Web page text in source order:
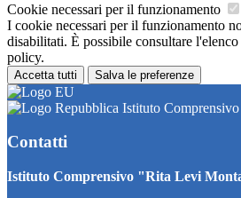
Cookie necessari per il funzionamento
I cookie necessari per il funzionamento
disabilitati. È possibile consultare
policy.
Accetta tutti Salva le preferenze
Istituto
Contatti
Istituto Comprensivo "Rita Levi